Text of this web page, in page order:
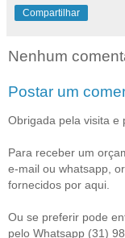
Compartilhar
Nenhum
Postar um
Obrigada pela visita e
Para receber um
e-mail ou whatsapp,
fornecidos por aqui.
Ou se preferir pode
pelo Whatsapp (31)